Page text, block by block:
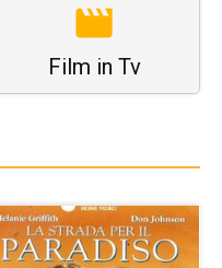
Film in Tv